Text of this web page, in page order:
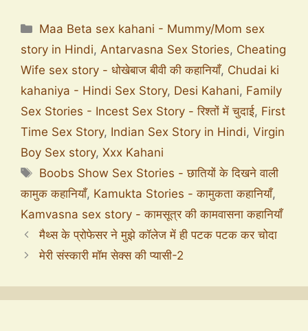
Maa Beta sex kahani - Mummy/Mom sex
story in Hindi, Antarvasna Sex Stories, Cheating
Wife sex story - धोखेबाज बीवी की कहानियाँ, Chudai ki
kahaniya - Hindi Sex Story, Desi Kahani, Family
Sex Stories - Incest Sex Story - रिश्तों में चुदाई, First
Time Sex Story, Indian Sex Story in Hindi, Virgin
Boy Sex story, Xxx Kahani
Boobs Show Sex Stories - छातियों के दिखने वाली
कामुक कहानियाँ, Kamukta Stories - कामुकता कहानियाँ,
Kamvasna sex story - कामसूत्र की कामवासना कहानियाँ
मैथ्स के प्रोफेसर ने मुझे कॉलेज में ही पटक पटक कर चोदा
मेरी संस्कारी मॉम सेक्स की प्यासी-2